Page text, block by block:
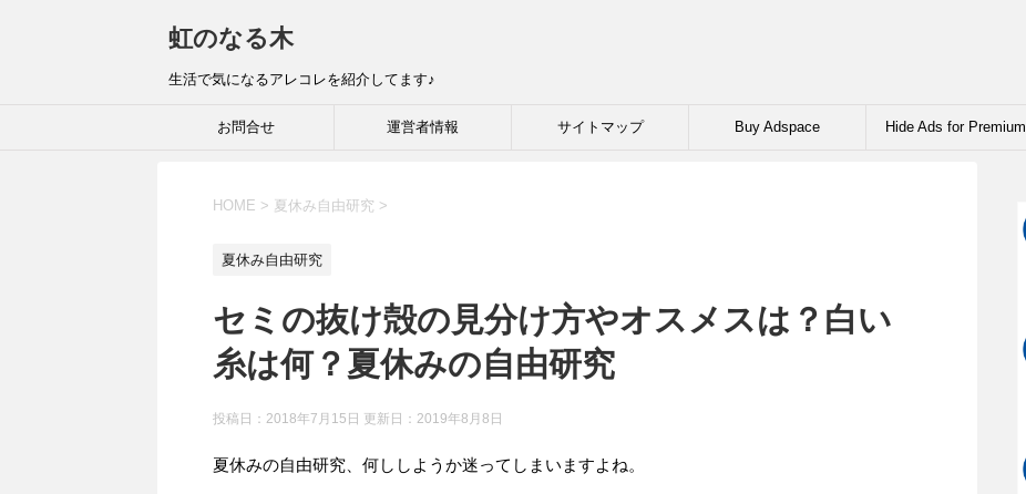
虹のなる木
生活で気になるアレコレを紹介してます♪
お問合せ 運営者情報 サイトマップ Buy Adspace Hide Ads for Premium
HOME > 夏休み自由研究 >
夏休み自由研究
セミの抜け殻の見分け方やオスメスは？白い
糸は何？夏休みの自由研究
投稿日：2018年7月15日 更新日： 2019年8月8日
夏休みの自由研究、何ししようか迷ってしまいますよね。